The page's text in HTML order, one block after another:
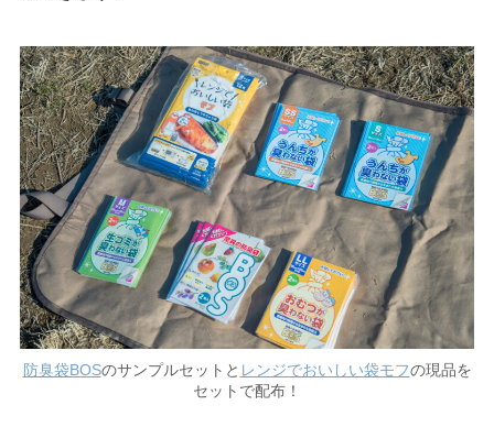
防臭袋BOSのサンプルセットと レンジでおいしい袋モフの現品を
セットで配布！